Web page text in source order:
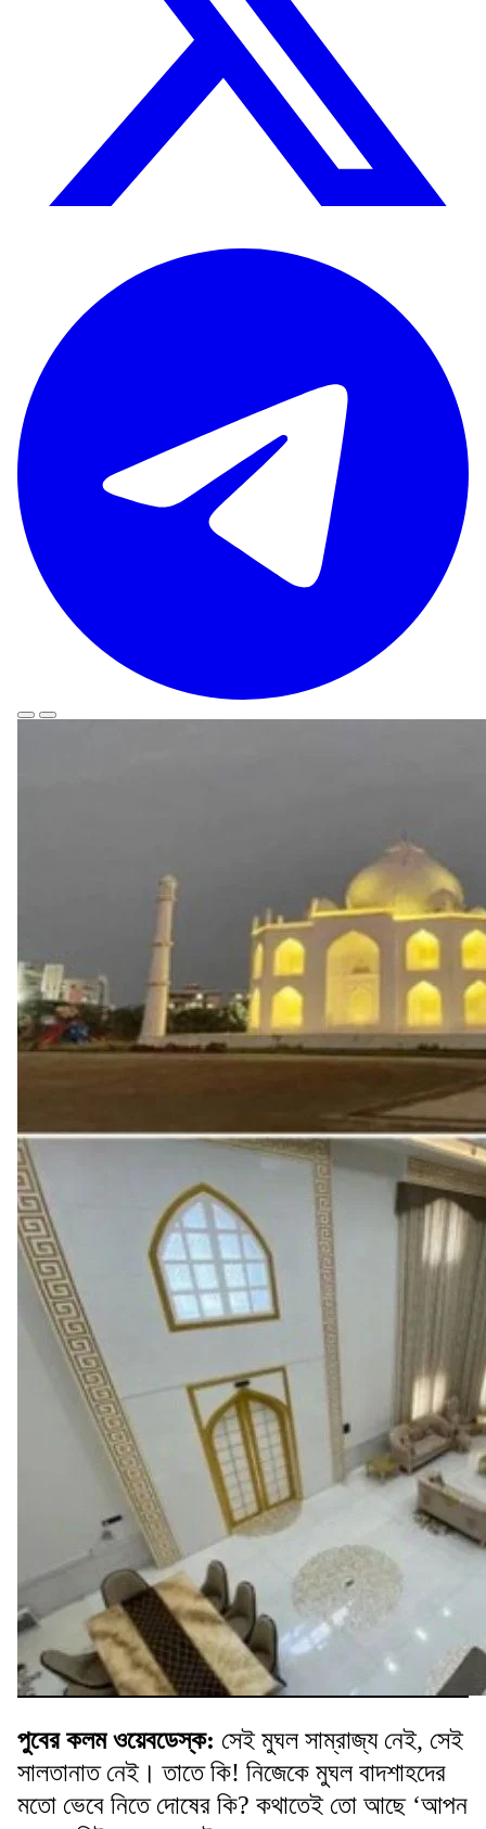
পুবের কলম ওয়েবডেস্ক: সেই মুঘল সাম্রাজ্য নেই, সেই
সালতানাত নেই। তাতে কি! নিজেকে মুঘল বাদশাহদের
মতো ভেবে নিতে দোষের কি? কথাতেই তো আছে ‘আপন